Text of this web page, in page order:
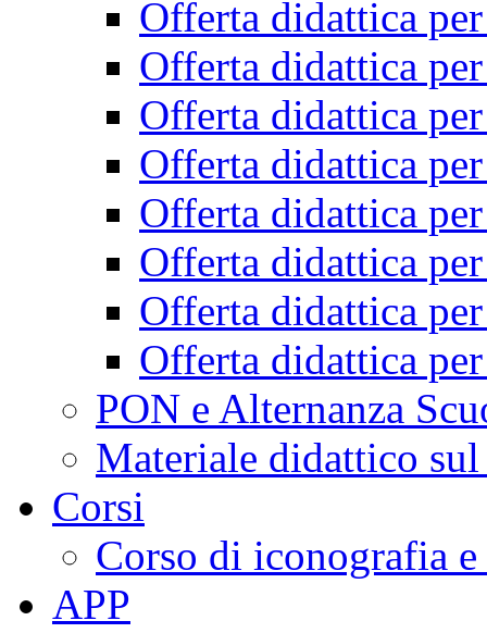
Offerta didattica
Offerta didattica
Offerta didattica
Offerta didattica
Offerta didattica
Offerta didattica
Offerta didattica
Offerta didattica
PON e Alternanza
Materiale didattico
Corsi
Corso di iconografia
APP